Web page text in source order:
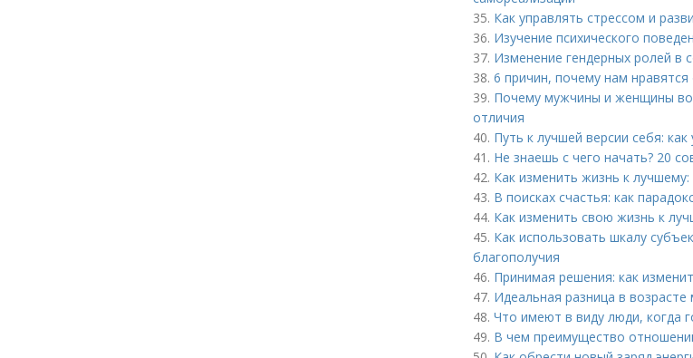
35. Как управлять стрессом и
36. Изучение психического
37. Изменение гендерных ролей в
38. 6 причин, почему нам
39. Почему мужчины и женщины
отличия
40. Путь к лучшей версии себя:
41. Не знаешь с чего начать? 20
42. Как изменить жизнь к
43. В поисках счастья: как
44. Как изменить свою жизнь к
45. Как использовать шкалу
благополучия
46. Принимая решения: как
47. Идеальная разница в
48. Что имеют в виду люди, когда
49. В чем преимущество